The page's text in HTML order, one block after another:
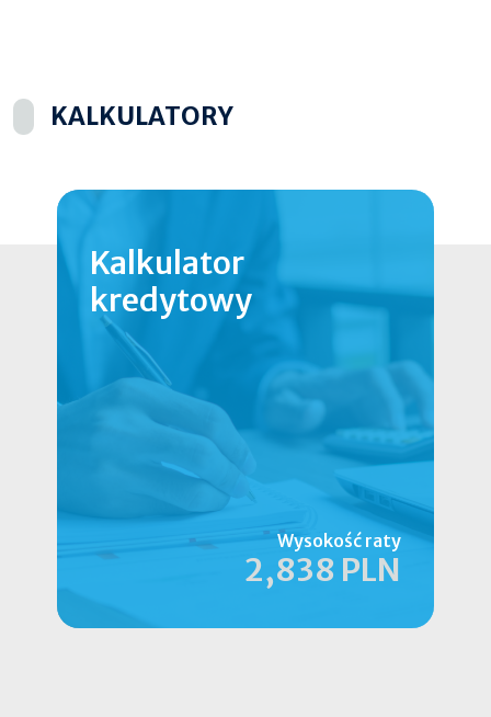
KALKULATORY
Kalkulator
kredytowy
Wysokość raty
2,838 PLN